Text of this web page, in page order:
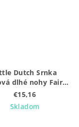
Dutch Srnka
dlhé nohy Fairy
Garden
€15,16
Skladom